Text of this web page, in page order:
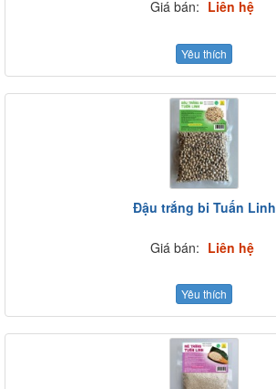
Giá bán: Liên hệ
Yêu thích
Đậu trắng bi Tuấn Linh
Giá bán: Liên hệ
Yêu thích